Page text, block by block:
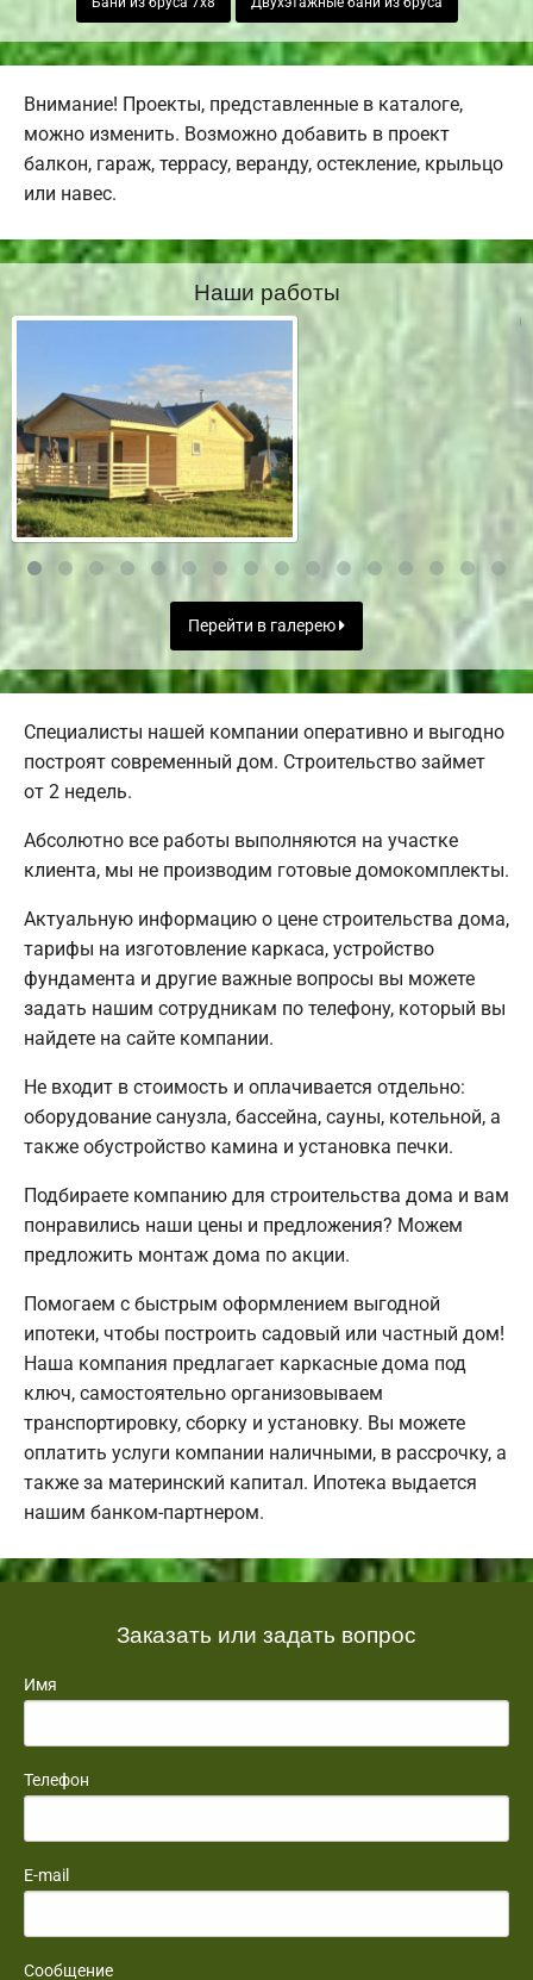
Внимание! Проекты, представленные в каталоге,
можно изменить. Возможно добавить в проект
балкон, гараж, террасу, веранду, остекление, крыльцо
или навес.
Наши работы
Перейти в галерею
Специалисты нашей компании оперативно и выгодно
построят современный дом. Строительство займет
от 2 недель.
Абсолютно все работы выполняются на участке
клиента, мы не производим готовые домокомплекты.
Актуальную информацию о цене строительства дома,
тарифы на изготовление каркаса, устройство
фундамента и другие важные вопросы вы можете
задать нашим сотрудникам по телефону, который вы
найдете на сайте компании.
Не входит в стоимость и оплачивается отдельно:
оборудование санузла, бассейна, сауны, котельной, а
также обустройство камина и установка печки.
Подбираете компанию для строительства дома и вам
понравились наши цены и предложения? Можем
предложить монтаж дома по акции.
Помогаем с быстрым оформлением выгодной
ипотеки, чтобы построить садовый или частный дом!
Наша компания предлагает каркасные дома под
ключ, самостоятельно организовываем
транспортировку, сборку и установку. Вы можете
оплатить услуги компании наличными, в рассрочку, а
также за материнский капитал. Ипотека выдается
нашим банком-партнером.
Заказать или задать вопрос
Имя
Телефон
E-mail
Сообщение